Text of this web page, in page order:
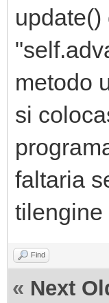
metodo
si
faltaria
tilengine
Find
« Next